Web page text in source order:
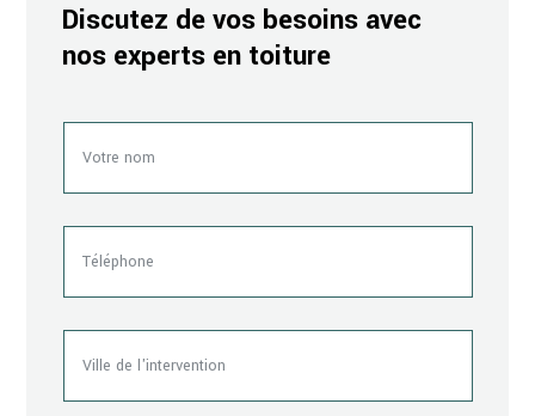
Discutez de vos besoins avec
nos experts en toiture